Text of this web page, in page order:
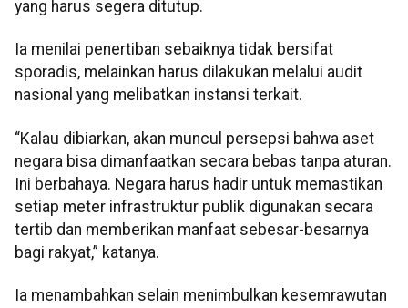
yang harus segera ditutup.
Ia menilai penertiban sebaiknya tidak bersifat
sporadis, melainkan harus dilakukan melalui audit
nasional yang melibatkan instansi terkait.
“Kalau dibiarkan, akan muncul persepsi bahwa aset
negara bisa dimanfaatkan secara bebas tanpa aturan.
Ini berbahaya. Negara harus hadir untuk memastikan
setiap meter infrastruktur publik digunakan secara
tertib dan memberikan manfaat sebesar-besarnya
bagi rakyat,” katanya.
Ia menambahkan selain menimbulkan kesemrawutan